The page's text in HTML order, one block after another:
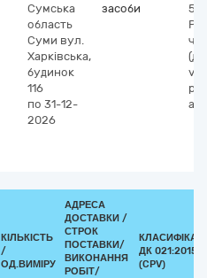
Сумська
область
Суми вул.
Харківська,
будинок
116
по 31-12-
2026
засоби
КІЛЬКІСТЬ
/
ОД.ВИМІРУ
АДРЕСА
ДОСТАВКИ /
СТРОК
ПОСТАВКИ/
ВИКОНАННЯ
РОБІТ/
ДК 021:2015
(CPV)